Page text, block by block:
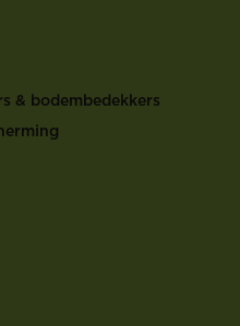
& bodembedekkers